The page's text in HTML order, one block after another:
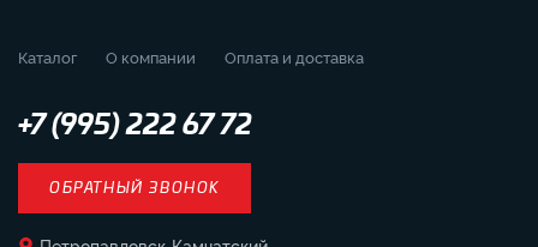
Каталог О компании Оплата и доставка
+7 (995) 222 67 72
ОБРАТНЫЙ ЗВОНОК